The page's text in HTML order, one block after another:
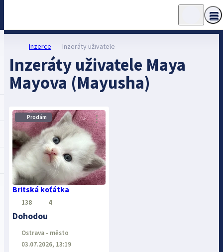
Inzerce Inzeráty uživatele
Inzeráty uživatele Maya
Mayova (Mayusha)
Prodám
Britská koťátka
⋮
138 4
Dohodou
Ostrava - město
03.07.2026, 13:19